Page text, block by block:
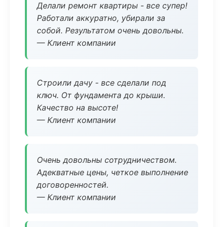
Делали ремонт квартиры - все супер!
Работали аккуратно, убирали за
собой. Результатом очень довольны.
— Клиент компании
Строили дачу - все сделали под
ключ. От фундамента до крыши.
Качество на высоте!
— Клиент компании
Очень довольны сотрудничеством.
Адекватные цены, четкое выполнение
договоренностей.
— Клиент компании